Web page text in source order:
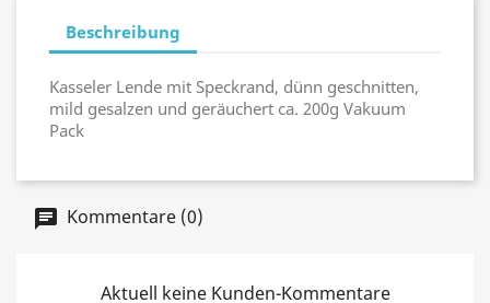
Beschreibung
Kasseler Lende mit Speckrand, dünn geschnitten,
mild gesalzen und geräuchert ca. 200g Vakuum
Pack
Kommentare (0)
Aktuell keine Kunden-Kommentare